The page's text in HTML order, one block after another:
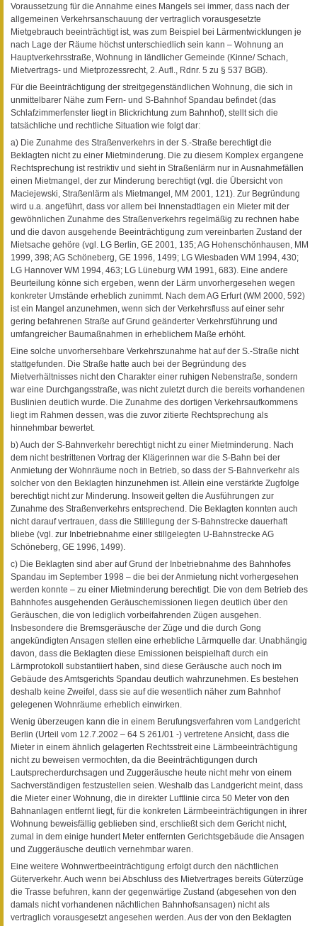
Voraussetzung für die Annahme eines Mangels sei immer, dass nach der
allgemeinen Verkehrsanschauung der vertraglich vorausgesetzte
Mietgebrauch beeinträchtigt ist, was zum Beispiel bei Lärmentwicklungen je
nach Lage der Räume höchst unterschiedlich sein kann – Wohnung an
Hauptverkehrsstraße, Wohnung in ländlicher Gemeinde (Kinne/ Schach,
Mietvertrags- und Mietprozessrecht, 2. Aufl., Rdnr. 5 zu § 537 BGB).
Für die Beeinträchtigung der streitgegenständlichen Wohnung, die sich in
unmittelbarer Nähe zum Fern- und S-Bahnhof Spandau befindet (das
Schlafzimmerfenster liegt in Blickrichtung zum Bahnhof), stellt sich die
tatsächliche und rechtliche Situation wie folgt dar:
a) Die Zunahme des Straßenverkehrs in der S.-Straße berechtigt die
Beklagten nicht zu einer Mietminderung. Die zu diesem Komplex ergangene
Rechtsprechung ist restriktiv und sieht in Straßenlärm nur in Ausnahmefällen
einen Mietmangel, der zur Minderung berechtigt (vgl. die Übersicht von
Maciejewski, Straßenlärm als Mietmangel, MM 2001, 121). Zur Begründung
wird u.a. angeführt, dass vor allem bei Innenstadtlagen ein Mieter mit der
gewöhnlichen Zunahme des Straßenverkehrs regelmäßig zu rechnen habe
und die davon ausgehende Beeinträchtigung zum vereinbarten Zustand der
Mietsache gehöre (vgl. LG Berlin, GE 2001, 135; AG Hohenschönhausen, MM
1999, 398; AG Schöneberg, GE 1996, 1499; LG Wiesbaden WM 1994, 430;
LG Hannover WM 1994, 463; LG Lüneburg WM 1991, 683). Eine andere
Beurteilung könne sich ergeben, wenn der Lärm unvorhergesehen wegen
konkreter Umstände erheblich zunimmt. Nach dem AG Erfurt (WM 2000, 592)
ist ein Mangel anzunehmen, wenn sich der Verkehrsfluss auf einer sehr
gering befahrenen Straße auf Grund geänderter Verkehrsführung und
umfangreicher Baumaßnahmen in erheblichem Maße erhöht.
Eine solche unvorhersehbare Verkehrszunahme hat auf der S.-Straße nicht
stattgefunden. Die Straße hatte auch bei der Begründung des
Mietverhältnisses nicht den Charakter einer ruhigen Nebenstraße, sondern
war eine Durchgangsstraße, was nicht zuletzt durch die bereits vorhandenen
Buslinien deutlich wurde. Die Zunahme des dortigen Verkehrsaufkommens
liegt im Rahmen dessen, was die zuvor zitierte Rechtsprechung als
hinnehmbar bewertet.
b) Auch der S-Bahnverkehr berechtigt nicht zu einer Mietminderung. Nach
dem nicht bestrittenen Vortrag der Klägerinnen war die S-Bahn bei der
Anmietung der Wohnräume noch in Betrieb, so dass der S-Bahnverkehr als
solcher von den Beklagten hinzunehmen ist. Allein eine verstärkte Zugfolge
berechtigt nicht zur Minderung. Insoweit gelten die Ausführungen zur
Zunahme des Straßenverkehrs entsprechend. Die Beklagten konnten auch
nicht darauf vertrauen, dass die Stilllegung der S-Bahnstrecke dauerhaft
bliebe (vgl. zur Inbetriebnahme einer stillgelegten U-Bahnstrecke AG
Schöneberg, GE 1996, 1499).
c) Die Beklagten sind aber auf Grund der Inbetriebnahme des Bahnhofes
Spandau im September 1998 – die bei der Anmietung nicht vorhergesehen
werden konnte – zu einer Mietminderung berechtigt. Die von dem Betrieb des
Bahnhofes ausgehenden Geräuschemissionen liegen deutlich über den
Geräuschen, die von lediglich vorbeifahrenden Zügen ausgehen.
Insbesondere die Bremsgeräusche der Züge und die durch Gong
angekündigten Ansagen stellen eine erhebliche Lärmquelle dar. Unabhängig
davon, dass die Beklagten diese Emissionen beispielhaft durch ein
Lärmprotokoll substantiiert haben, sind diese Geräusche auch noch im
Gebäude des Amtsgerichts Spandau deutlich wahrzunehmen. Es bestehen
deshalb keine Zweifel, dass sie auf die wesentlich näher zum Bahnhof
gelegenen Wohnräume erheblich einwirken.
Wenig überzeugen kann die in einem Berufungsverfahren vom Landgericht
Berlin (Urteil vom 12.7.2002 – 64 S 261/01 -) vertretene Ansicht, dass die
Mieter in einem ähnlich gelagerten Rechtsstreit eine Lärmbeeinträchtigung
nicht zu beweisen vermochten, da die Beeinträchtigungen durch
Lautsprecherdurchsagen und Zuggeräusche heute nicht mehr von einem
Sachverständigen festzustellen seien. Weshalb das Landgericht meint, dass
die Mieter einer Wohnung, die in direkter Luftlinie circa 50 Meter von den
Bahnanlagen entfernt liegt, für die konkreten Lärmbeeinträchtigungen in ihrer
Wohnung beweisfällig geblieben sind, erschließt sich dem Gericht nicht,
zumal in dem einige hundert Meter entfernten Gerichtsgebäude die Ansagen
und Zuggeräusche deutlich vernehmbar waren.
Eine weitere Wohnwertbeeinträchtigung erfolgt durch den nächtlichen
Güterverkehr. Auch wenn bei Abschluss des Mietvertrages bereits Güterzüge
die Trasse befuhren, kann der gegenwärtige Zustand (abgesehen von den
damals nicht vorhandenen nächtlichen Bahnhofsansagen) nicht als
vertraglich vorausgesetzt angesehen werden. Aus der von den Beklagten